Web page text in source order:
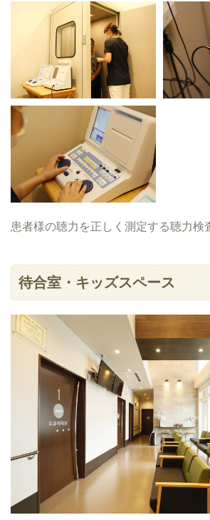
患者様の聴力を正しく測定する聴力検
待合室・キッズスペース